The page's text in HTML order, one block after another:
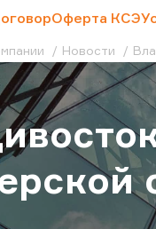
Оферта КСЭ
Новости